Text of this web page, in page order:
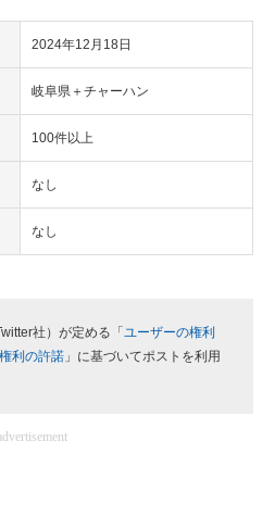
2024年12月18日
岐阜県＋チャーハン
100件以上
なし
なし
社）が定める「 ユーザーの権利
利の許諾 」に基づいてポストを利用